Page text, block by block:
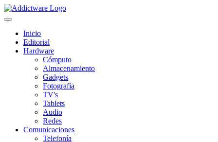
Inicio
Editorial
Hardware
Cómputo
Almacenamiento
Gadgets
Fotografía
TV's
Tablets
Audio
Redes
Comunicaciones
Telefonía